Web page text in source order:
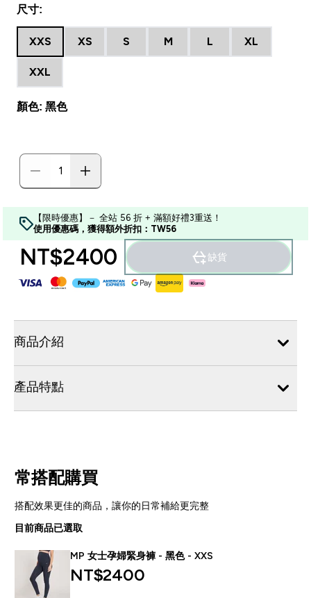
尺寸:
XXS XS S M L XL
XXL
顏色: 黑色
【限時優惠】－ 全站 56 折 + 滿額好禮3重送！
使用優惠碼，獲得額外折扣：TW56
NT$2400‎ 缺貨
商品介紹
產品特點
常搭配購買
搭配效果更佳的商品，讓你的日常補給更完整
目前商品已選取
MP 女士孕婦緊身褲 - 黑色 - XXS
NT$2400‎